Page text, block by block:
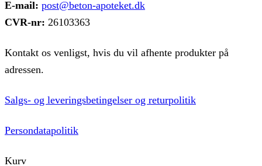
E-mail: post@beton-apoteket.dk
CVR-nr: 26103363
Kontakt os venligst, hvis du vil afhente produkter på
adressen.
Salgs- og leveringsbetingelser og returpolitik
Persondatapolitik
Kurv